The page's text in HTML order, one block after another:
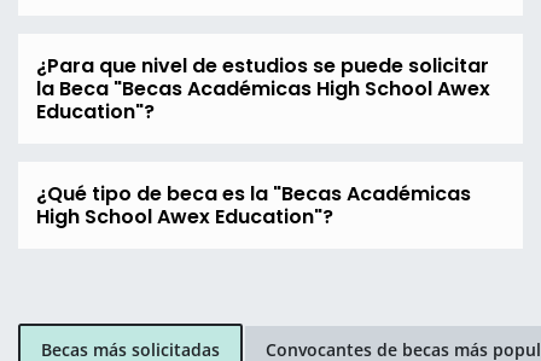
¿Para que nivel de estudios se puede solicitar
la Beca "Becas Académicas High School Awex
Education"?
¿Qué tipo de beca es la "Becas Académicas
High School Awex Education"?
Becas más solicitadas Convocantes de becas más